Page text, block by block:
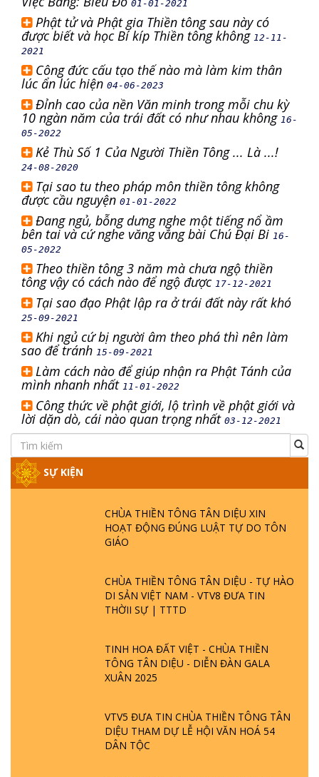
01-01-2021
Phật tử và Phật gia Thiền tông sau này có
được biết và học Bí kíp Thiền tông không 12-11-
2021
Công đức cấu tạo thế nào mà làm kim thân
lúc ẩn lúc hiện 04-06-2023
Đỉnh cao của nền Văn minh trong mỗi chu kỳ
10 ngàn năm của trái đất có như nhau không 16-
05-2022
Kẻ Thù Số 1 Của Người Thiền Tông ... Là ...!
24-08-2020
Tại sao tu theo pháp môn thiền tông không
được cầu nguyện 01-01-2022
Đang ngủ, bỗng dưng nghe một tiếng nổ ầm
bên tai và cứ nghe văng vẳng bài Chú Đại Bi 16-
05-2022
Theo thiền tông 3 năm mà chưa ngộ thiền
tông vậy có cách nào để ngộ được 17-12-2021
Tại sao đạo Phật lập ra ở trái đất này rất khó
25-09-2021
Khi ngủ cứ bị người âm theo phá thì nên làm
sao để tránh 15-09-2021
Làm cách nào để giúp nhận ra Phật Tánh của
mình nhanh nhất 11-01-2022
Công thức về phật giới, lộ trình về phật giới và
lời dặn dò, cái nào quan trọng nhất 03-12-2021
SỰ KIỆN
CHÙA THIỀN TÔNG TÂN DIỆU XIN
HOẠT ĐỘNG ĐÚNG LUẬT TỰ DO TÔN
GIÁO
CHÙA THIỀN TÔNG TÂN DIỆU - TỰ HÀO
DI SẢN VIỆT NAM - VTV8 ĐƯA TIN
THỜII SỰ | TTTD
TINH HOA ĐẤT VIỆT - CHÙA THIỀN
TÔNG TÂN DIỆU - DIỄN ĐÀN GALA
XUÂN 2025
VTV5 ĐƯA TIN CHÙA THIỀN TÔNG TÂN
DIỆU THAM DỰ LỄ HỘI VĂN HOÁ 54
DÂN TỘC